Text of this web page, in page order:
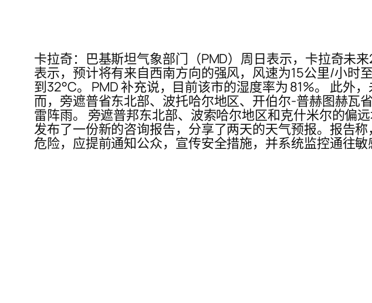
卡拉奇：巴基斯坦气象部门（PMD）周日表示，卡拉奇未
表示，预计将有来自西南方向的强风，风速为15公里/小
到32°C。 PMD 补充说，目前该市的湿度率为 81%。 此外
而，旁遮普省东北部、波托哈尔地区、开伯尔-普赫图赫瓦
雷阵雨。 旁遮普邦东北部、波索哈尔地区和克什米尔的偏
发布了一份新的咨询报告，分享了两天的天气预报。报告
危险，应提前通知公众，宣传安全措施，并系统监控通往敏